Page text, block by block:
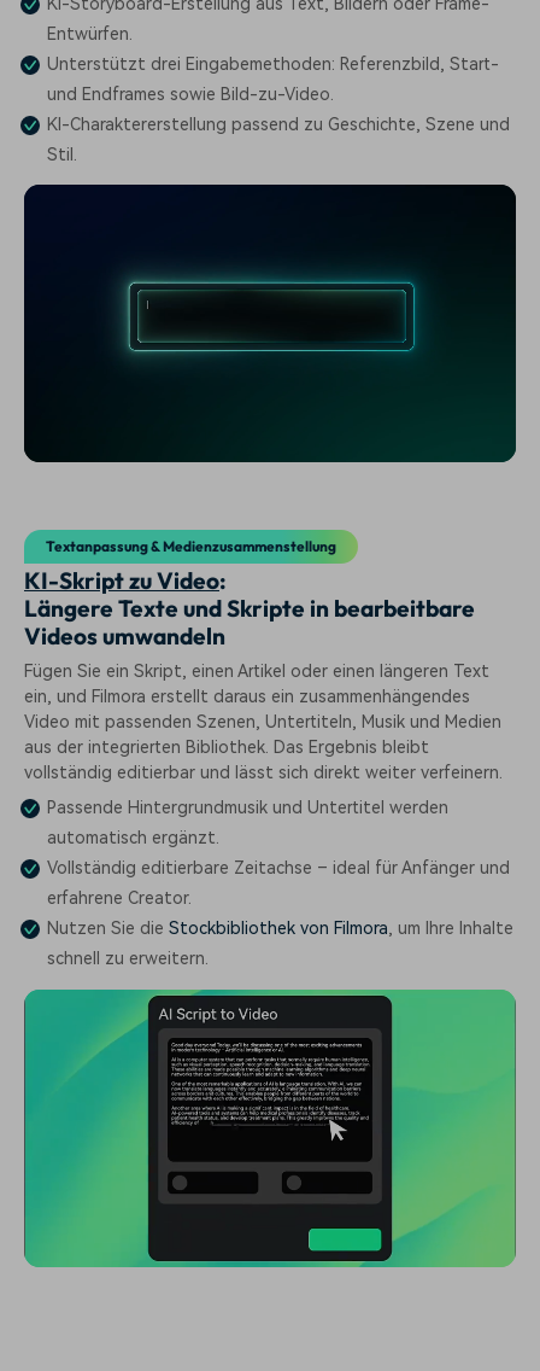
Entwürfen.
Unterstützt drei Eingabemethoden: Referenzbild, Start-
und Endframes sowie Bild-zu-Video.
KI-Charaktererstellung passend zu Geschichte, Szene und
Stil.
Textanpassung & Medienzusammenstellung
KI-Skript zu Video:
Längere Texte und Skripte in bearbeitbare
Videos umwandeln
Fügen Sie ein Skript, einen Artikel oder einen längeren Text
ein, und Filmora erstellt daraus ein zusammenhängendes
Video mit passenden Szenen, Untertiteln, Musik und Medien
aus der integrierten Bibliothek. Das Ergebnis bleibt
vollständig editierbar und lässt sich direkt weiter verfeinern.
Passende Hintergrundmusik und Untertitel werden
automatisch ergänzt.
Vollständig editierbare Zeitachse – ideal für Anfänger und
erfahrene Creator.
Nutzen Sie dieStockbibliothek von Filmora , um Ihre Inhalte
schnell zu erweitern.